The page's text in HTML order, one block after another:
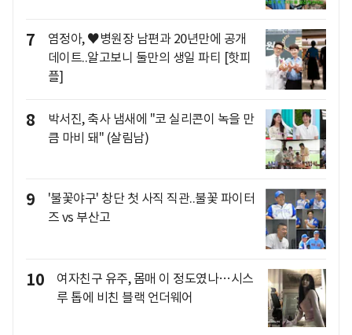
7
염정아, ♥병원장 남편과 20년만에 공개
데이트..알고보니 둘만의 생일 파티 [핫피
플]
8
박서진, 축사 냄새에 "코 실리콘이 녹을 만
큼 마비 돼" (살림남)
9
'불꽃야구' 창단 첫 사직 직관..불꽃 파이터
즈 vs 부산고
10
여자친구 유주, 몸매 이 정도였나…시스
루 톱에 비친 블랙 언더웨어